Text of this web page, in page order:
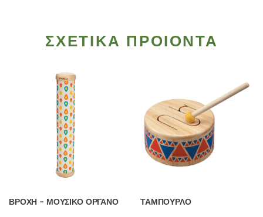
ΣΧΕΤΙΚΑ ΠΡΟΙΟΝΤΑ
ΒΡΟΧΗ – ΜΟΥΣΙΚΟ ΟΡΓΑΝΟ ΤΑΜΠΟΥΡΛΟ